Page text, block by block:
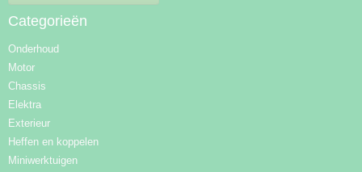
Categorieën
Onderhoud
Motor
Chassis
Elektra
Exterieur
Heffen en koppelen
Miniwerktuigen